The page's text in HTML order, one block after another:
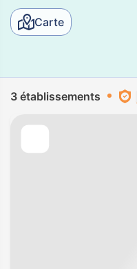
Carte
3 établissements